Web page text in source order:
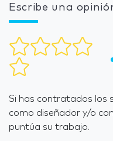
Escribe una
Si has contratados los
como diseñador y/o
puntúa su trabajo.